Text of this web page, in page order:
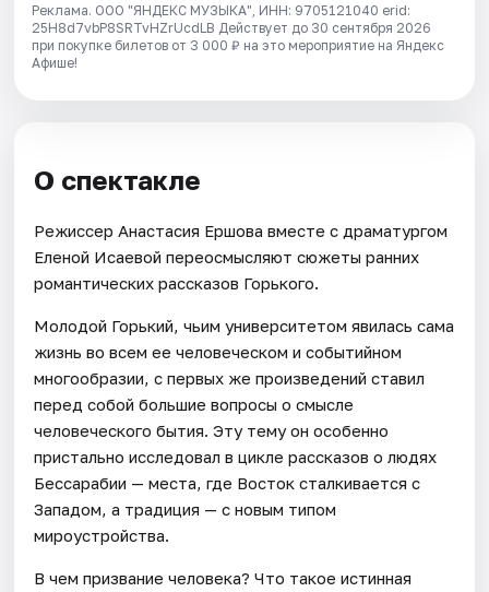
Реклама. ООО "ЯНДЕКС МУЗЫКА", ИНН: 9705121040 erid:
25H8d7vbP8SRTvHZrUcdLB Действует до 30 сентября 2026
при покупке билетов от 3 000 ₽ на это мероприятие на Яндекс
Афише!
О спектакле
Режиссер Анастасия Ершова вместе с драматургом
Еленой Исаевой переосмысляют сюжеты ранних
романтических рассказов Горького.
Молодой Горький, чьим университетом явилась сама
жизнь во всем ее человеческом и событийном
многообразии, с первых же произведений ставил
перед собой большие вопросы о смысле
человеческого бытия. Эту тему он особенно
пристально исследовал в цикле рассказов о людях
Бессарабии — места, где Восток сталкивается с
Западом, а традиция — с новым типом
мироустройства.
В чем призвание человека? Что такое истинная